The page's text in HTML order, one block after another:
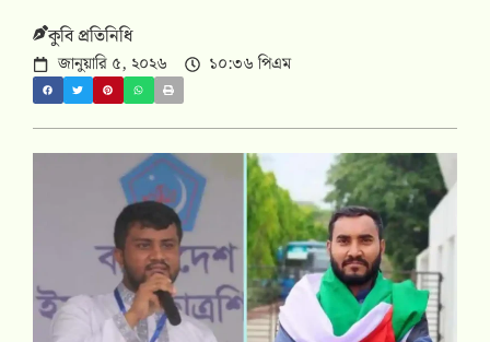
কুবি প্রতিনিধি
জানুয়ারি ৫, ২০২৬ ১০:৩৬ পিএম